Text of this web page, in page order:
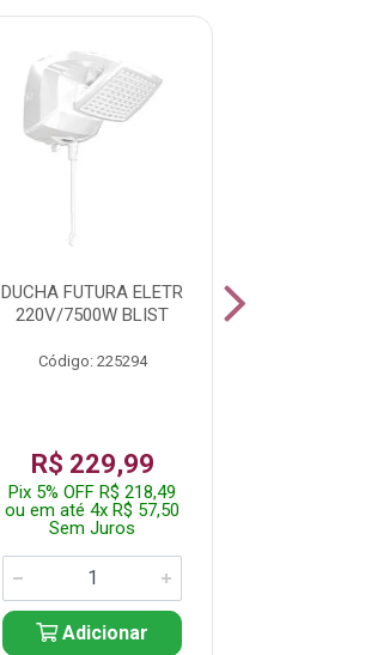
DUCHA FUTURA ELETR
220V/7500W BLIST
Código: 225294
R$ 229,99
Pix 5% OFF R$ 218,49
ou em até 4x R$ 57,50
Sem Juros
Adicionar